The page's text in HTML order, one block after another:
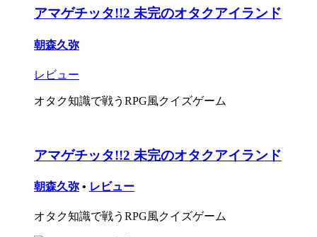
アマゲチッタ!!2 未完のオタクアイランド
朝森久弥
レビュー
オタク知識で戦うRPG風クイズゲーム
アマゲチッタ!!2 未完のオタクアイランド
朝森久弥 • レビュー
オタク知識で戦うRPG風クイズゲーム